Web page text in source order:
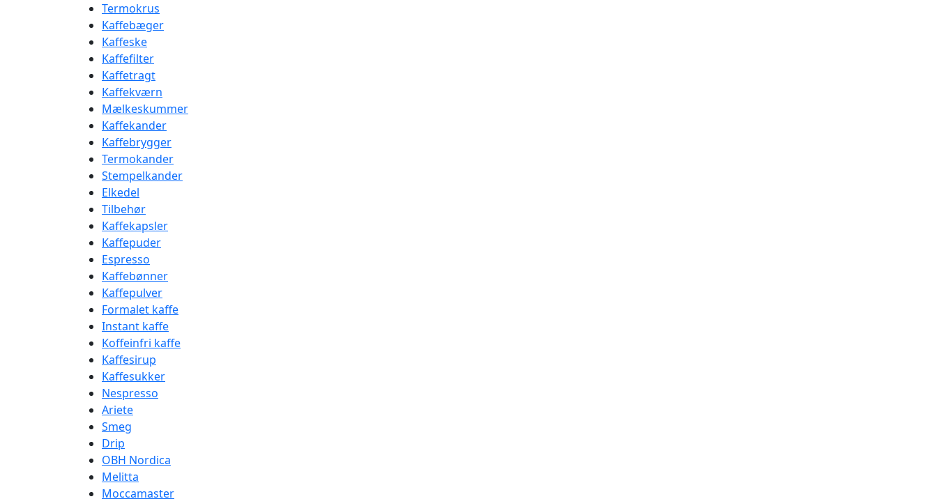
Termokrus
Kaffebæger
Kaffeske
Kaffefilter
Kaffetragt
Kaffekværn
Mælkeskummer
Kaffekander
Kaffebrygger
Termokander
Stempelkander
Elkedel
Tilbehør
Kaffekapsler
Kaffepuder
Espresso
Kaffebønner
Kaffepulver
Formalet kaffe
Instant kaffe
Koffeinfri kaffe
Kaffesirup
Kaffesukker
Nespresso
Ariete
Smeg
Drip
OBH Nordica
Melitta
Moccamaster